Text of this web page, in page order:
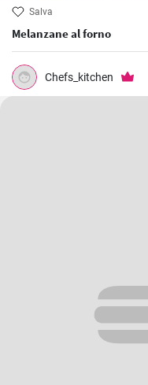
Salva
Melanzane al forno
Chefs_kitchen